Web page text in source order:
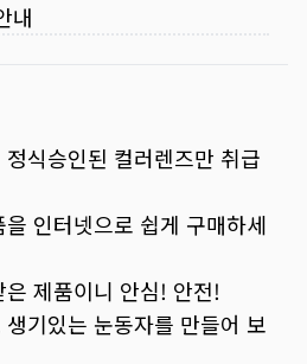
내
식승인된 컬러렌즈만 취급
인터넷으로 쉽게 구매하세
제품이니 안심! 안전!
기있는 눈동자를 만들어 보